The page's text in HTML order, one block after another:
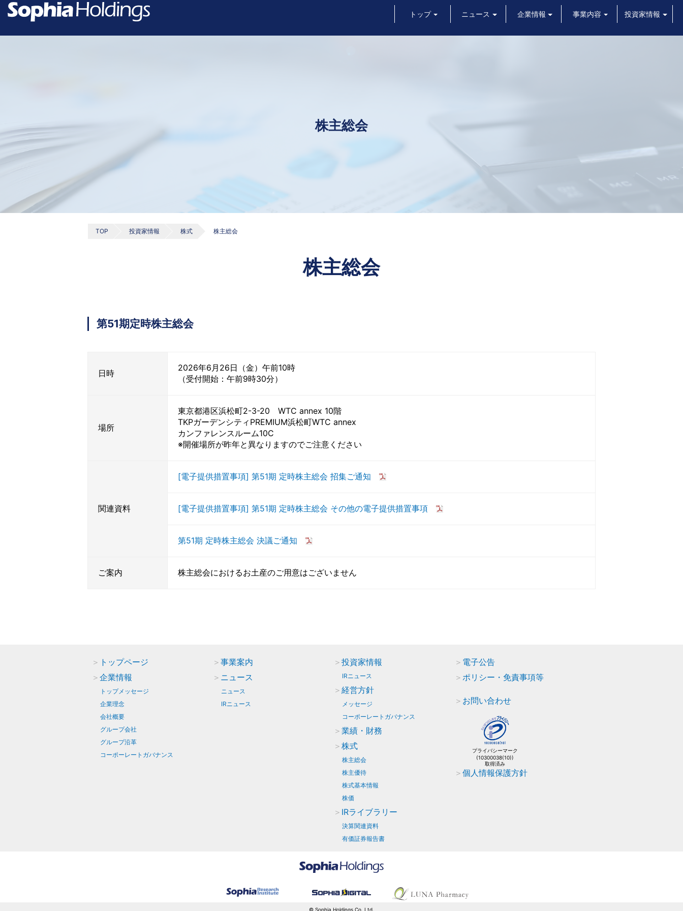
トップ ニュース 企業情報 事業内容 投資家情報
株主総会
TOP 投資家情報 株式 株主総会
株主総会
第51期定時株主総会
日時
2026年6月26日（金）午前10時
（受付開始：午前9時30分）
場所
東京都港区浜松町2-3-20 WTC annex 10階
TKPガーデンシティPREMIUM浜松町WTC annex
カンファレンスルーム10C
※開催場所が昨年と異なりますのでご注意ください
関連資料
[電子提供措置事項] 第51期 定時株主総会 招集ご通知
[電子提供措置事項] 第51期 定時株主総会 その他の電子提供措置事項
第51期 定時株主総会 決議ご通知
ご案内 株主総会におけるお土産のご用意はございません
トップページ
企業情報
トップメッセージ
企業理念
会社概要
グループ会社
グループ沿革
コーポーレートガバナンス
事業案内
ニュース
ニュース
IRニュース
投資家情報
IRニュース
経営方針
メッセージ
コーポーレートガバナンス
業績・財務
株式
株主総会
株主優待
株式基本情報
株価
IRライブラリー
決算関連資料
有価証券報告書
電子公告
ポリシー・免責事項等
お問い合わせ
プライバシーマーク
(10300038(10))
取得済み
個人情報保護方針
© Sophia Holdings Co.,Ltd.